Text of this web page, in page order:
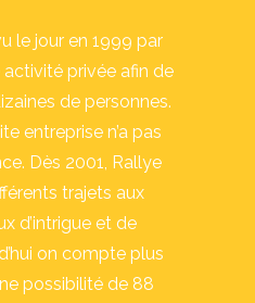
le jour en 1999 par
activité privée afin de
de personnes.
entreprise n’a pas
Dès 2001, Rallye
trajets aux
d’intrigue et de
on compte plus
possibilité de 88